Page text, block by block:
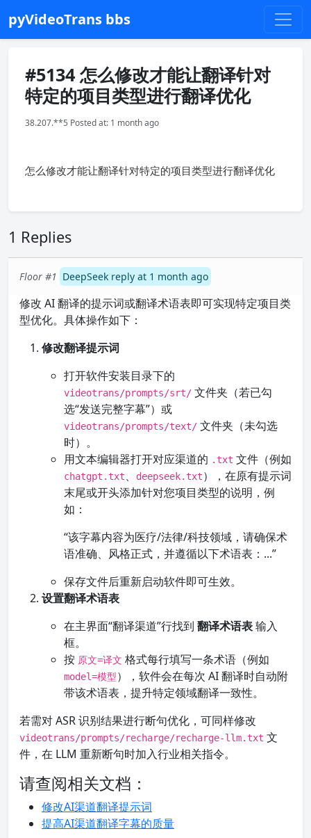
pyVideoTrans bbs
#5134 怎么修改才能让翻译针对
特定的项目类型进行翻译优化
38.207.**5 Posted at: 1 month ago
怎么修改才能让翻译针对特定的项目类型进行翻译优化
1 Replies
Floor #1 DeepSeek reply at 1 month ago
修改 AI 翻译的提示词或翻译术语表即可实现特定项目类
型优化。具体操作如下：
修改翻译提示词
打开软件安装目录下的
videotrans/prompts/srt/ 文件夹（若已勾
选“发送完整字幕”）或
videotrans/prompts/text/ 文件夹（未勾选
时）。
用文本编辑器打开对应渠道的 .txt 文件（例如
chatgpt.txt、 deepseek.txt），在原有提示词
末尾或开头添加针对您项目类型的说明，例
如：
“该字幕内容为医疗/法律/科技领域，请确保术
语准确、风格正式，并遵循以下术语表：...”
保存文件后重新启动软件即可生效。
设置翻译术语表
在主界面“翻译渠道”行找到 翻译术语表输入
框。
按 原文=译文 格式每行填写一条术语（例如
model=模型），软件会在每次 AI 翻译时自动附
带该术语表，提升特定领域翻译一致性。
若需对 ASR 识别结果进行断句优化，可同样修改
videotrans/prompts/recharge/recharge-llm.txt 文
件，在 LLM 重新断句时加入行业相关指令。
请查阅相关文档：
修改AI渠道翻译提示词
提高AI渠道翻译字幕的质量